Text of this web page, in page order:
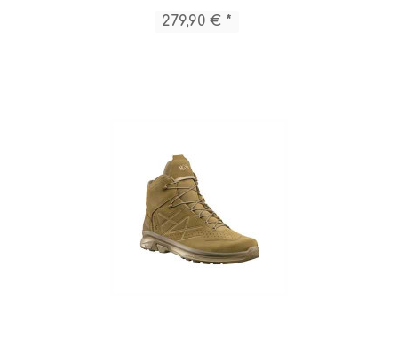
279,90 € *